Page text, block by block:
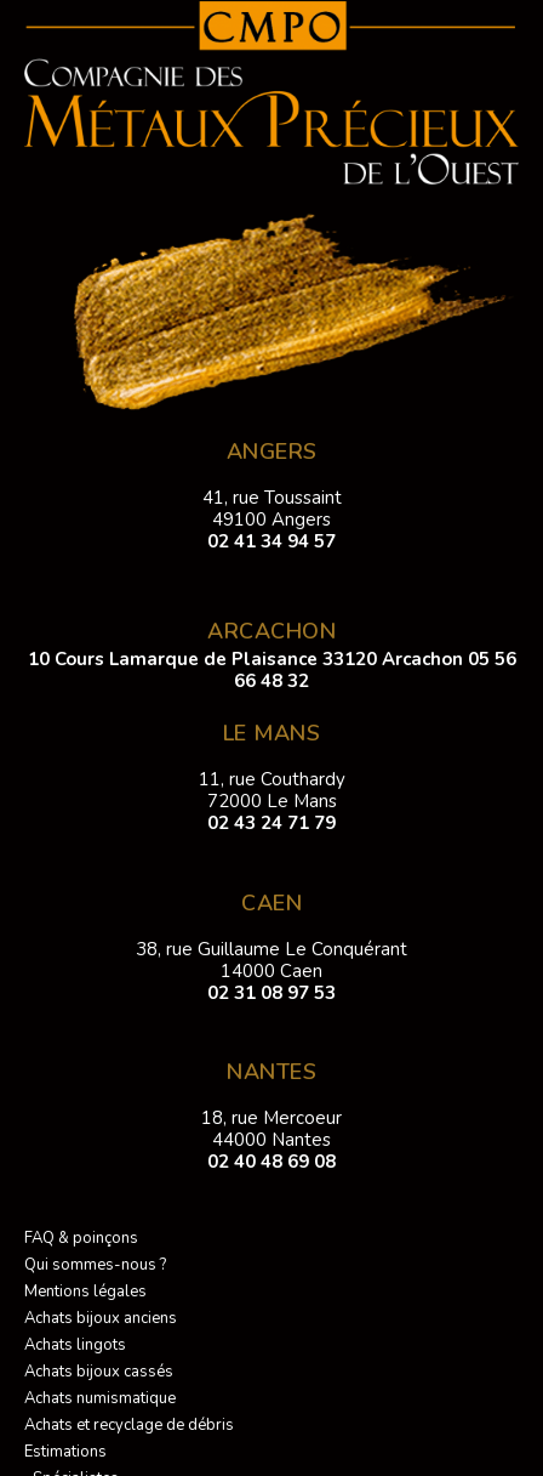
ANGERS
41, rue Toussaint
49100 Angers
02 41 34 94 57
ARCACHON
10 Cours Lamarque de Plaisance 33120 Arcachon 05 56
66 48 32
LE MANS
11, rue Couthardy
72000 Le Mans
02 43 24 71 79
CAEN
38, rue Guillaume Le Conquérant
14000 Caen
02 31 08 97 53
NANTES
18, rue Mercoeur
44000 Nantes
02 40 48 69 08
FAQ & poinçons
Qui sommes-nous ?
Mentions légales
Achats bijoux anciens
Achats lingots
Achats bijoux cassés
Achats numismatique
Achats et recyclage de débris
Estimations